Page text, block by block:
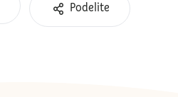
Podelite